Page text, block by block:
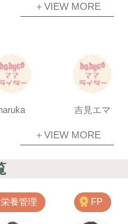
＋VIEW MORE
吉見エマ
＋VIEW MORE
栄養管理 FP